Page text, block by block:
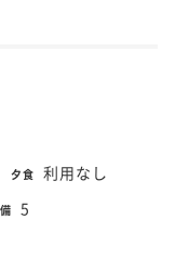
夕食 利用なし
5